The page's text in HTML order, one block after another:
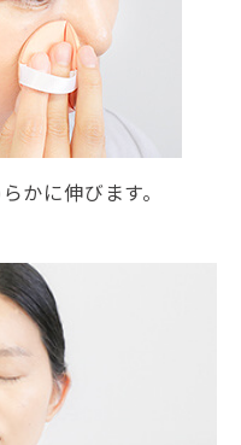
かに伸びます。